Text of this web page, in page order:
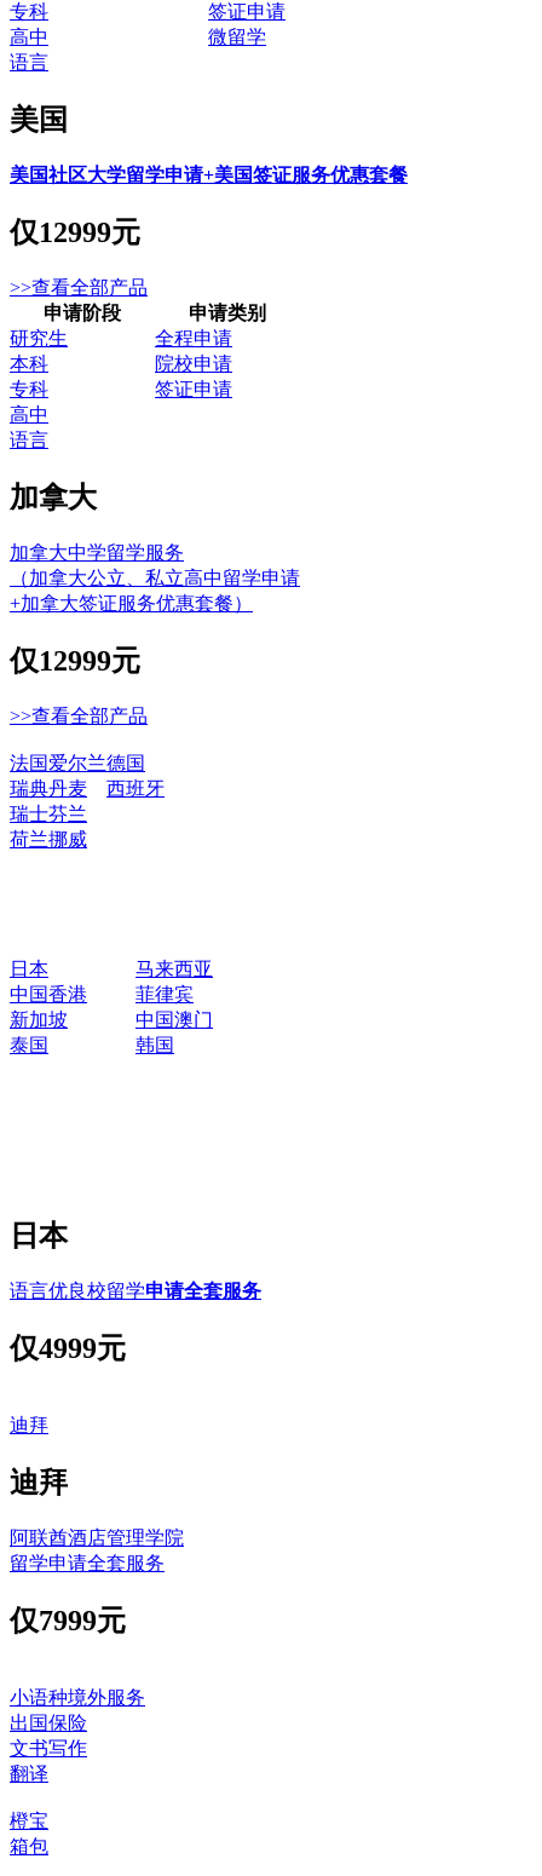
专科
签证申请
高中
微留学
语言
美国
美国社区大学留学申请+美国签证服务优惠套餐
仅12999元
>>查看全部产品
申请阶段
申请类别
研究生
全程申请
本科
院校申请
专科
签证申请
高中
语言
加拿大
加拿大中学留学服务
（加拿大公立、私立高中留学申请
+加拿大签证服务优惠套餐）
仅12999元
>>查看全部产品
法国爱尔兰德国
瑞典丹麦
西班牙
瑞士芬兰
荷兰挪威
日本
马来西亚
中国香港
菲律宾
新加坡
中国澳门
泰国
韩国
日本
语言优良校留学申请全套服务
仅4999元
迪拜
迪拜
阿联酋酒店管理学院
留学申请全套服务
仅7999元
小语种境外服务
出国保险
文书写作
翻译
橙宝
箱包